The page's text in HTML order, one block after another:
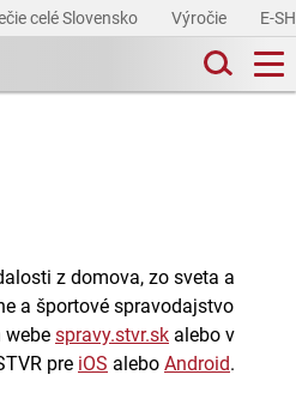
celé Slovensko Výročie E-
z domova, zo sveta a
a športové spravodajstvo
webe spravy.stvr.sk alebo v
pre iOS alebo Android.